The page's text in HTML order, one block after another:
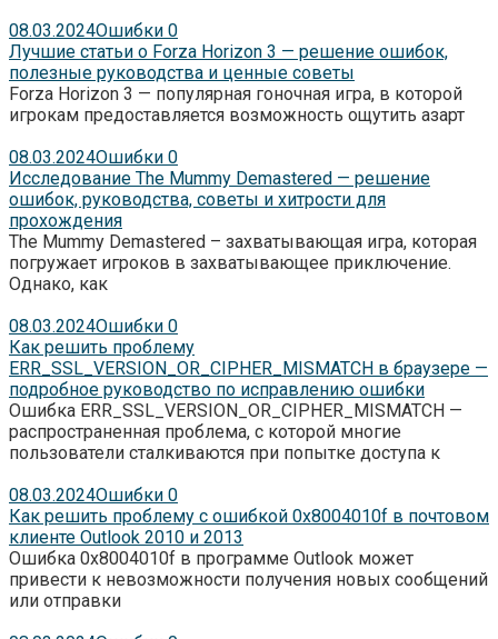
08.03.2024Ошибки 0
Лучшие статьи о Forza Horizon 3 — решение ошибок,
полезные руководства и ценные советы
Forza Horizon 3 — популярная гоночная игра, в которой
игрокам предоставляется возможность ощутить азарт
08.03.2024Ошибки 0
Исследование The Mummy Demastered — решение
ошибок, руководства, советы и хитрости для
прохождения
The Mummy Demastered – захватывающая игра, которая
погружает игроков в захватывающее приключение.
Однако, как
08.03.2024Ошибки 0
Как решить проблему
ERR_SSL_VERSION_OR_CIPHER_MISMATCH в браузере —
подробное руководство по исправлению ошибки
Ошибка ERR_SSL_VERSION_OR_CIPHER_MISMATCH —
распространенная проблема, с которой многие
пользователи сталкиваются при попытке доступа к
08.03.2024Ошибки 0
Как решить проблему с ошибкой 0x8004010f в почтовом
клиенте Outlook 2010 и 2013
Ошибка 0x8004010f в программе Outlook может
привести к невозможности получения новых сообщений
или отправки